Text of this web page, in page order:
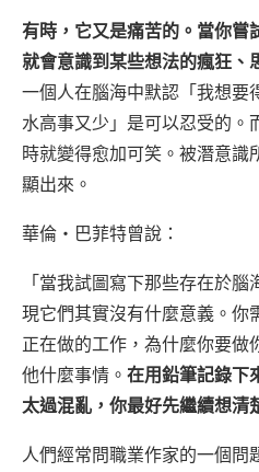
有時，它又是痛苦的。當你嘗
就會意識到某些想法的瘋狂、
一個人在腦海中默認「我想要
水高事又少」是可以忍受的。
時就變得愈加可笑。被潛意識
顯出來。
華倫‧巴菲特曾說：
「當我試圖寫下那些存在於
現它們其實沒有什麼意義。你
正在做的工作，為什麼你要做
他什麼事情。 在用鉛筆記錄下
太過混亂，你最好先繼續想清
人們經常問職業作家的一個問